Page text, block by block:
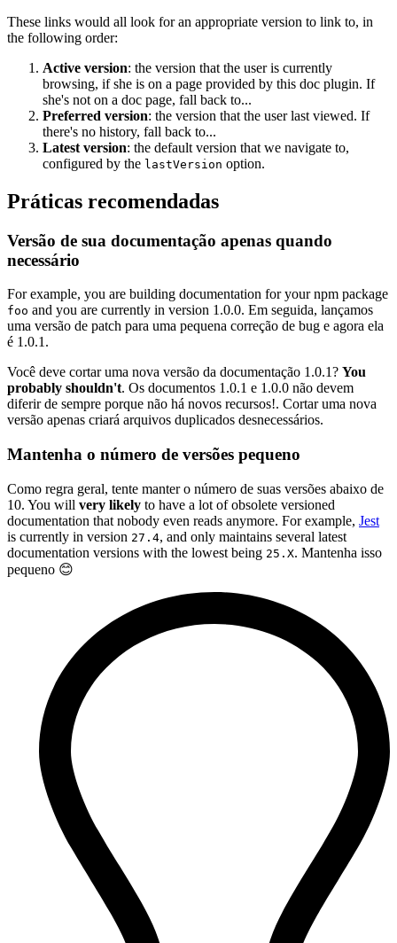
These links would all look for an appropriate version to link to, in
the following order:
Active version: the version that the user is currently
browsing, if she is on a page provided by this doc plugin. If
she's not on a doc page, fall back to...
Preferred version: the version that the user last viewed. If
there's no history, fall back to...
Latest version: the default version that we navigate to,
configured by the lastVersion option.
Práticas recomendadas
Versão de sua documentação apenas quando
necessário
For example, you are building documentation for your npm package
foo and you are currently in version 1.0.0. Em seguida, lançamos
uma versão de patch para uma pequena correção de bug e agora ela
é 1.0.1.
Você deve cortar uma nova versão da documentação 1.0.1? You
probably shouldn't. Os documentos 1.0.1 e 1.0.0 não devem
diferir de sempre porque não há novos recursos!. Cortar uma nova
versão apenas criará arquivos duplicados desnecessários.
Mantenha o número de versões pequeno
Como regra geral, tente manter o número de suas versões abaixo de
10. You will very likely to have a lot of obsolete versioned
documentation that nobody even reads anymore. For example, Jest
is currently in version 27.4, and only maintains several latest
documentation versions with the lowest being 25.X. Mantenha isso
pequeno 😊